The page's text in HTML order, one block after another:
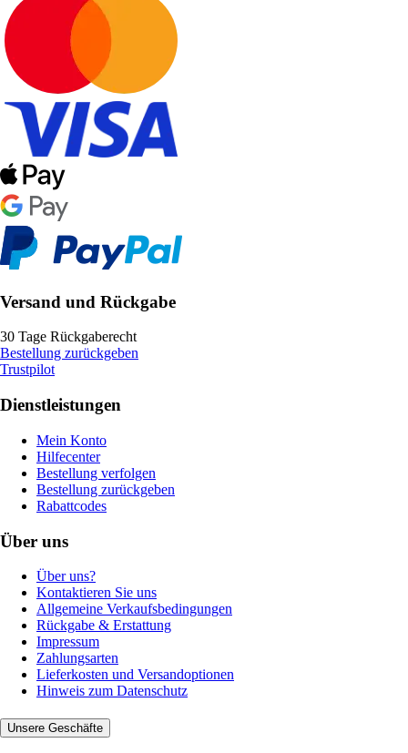
Versand und Rückgabe
30 Tage Rückgaberecht
Bestellung zurückgeben
Trustpilot
Dienstleistungen
Mein Konto
Hilfecenter
Bestellung verfolgen
Bestellung zurückgeben
Rabattcodes
Über uns
Über uns?
Kontaktieren Sie uns
Allgemeine Verkaufsbedingungen
Rückgabe & Erstattung
Impressum
Zahlungsarten
Lieferkosten und Versandoptionen
Hinweis zum Datenschutz
Unsere Geschäfte